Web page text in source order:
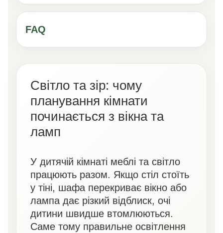
FAQ
Світло та зір: чому
планування кімнати
починається з вікна та
ламп
У дитячій кімнаті меблі та світло
працюють разом. Якщо стіл стоїть
у тіні, шафа перекриває вікно або
лампа дає різкий відблиск, очі
дитини швидше втомлюються.
Саме тому правильне освітлення